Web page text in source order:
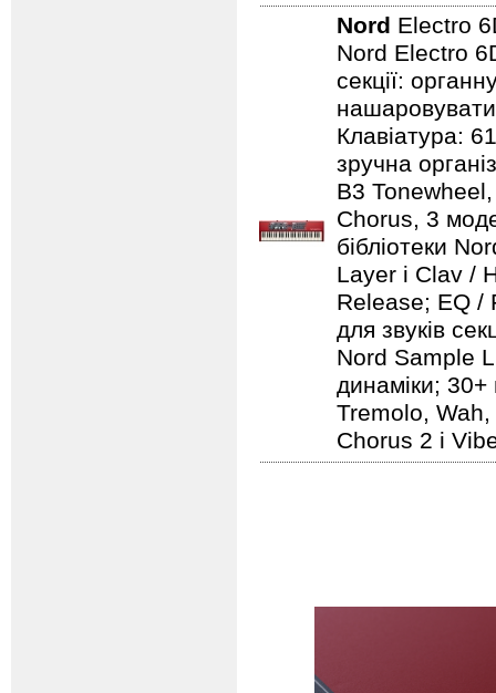
Nord Electro
Nord Electro
секції:
нашаровувати
Клавіатура:
зручна
B3
Chorus, 3
бібліотеки
Layer і Clav /
Release; EQ /
для звуків
Nord Sample
динаміки; 30+
Tremolo,
Chorus 2 і